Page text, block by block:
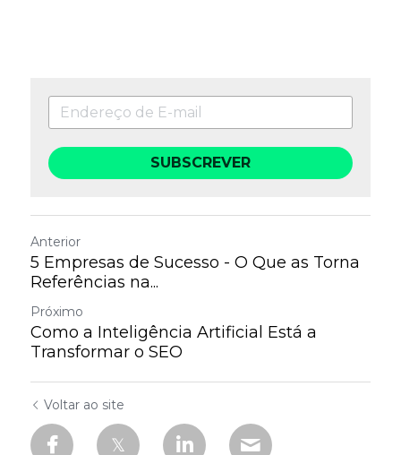
SUBSCREVER
Anterior
5 Empresas de Sucesso - O Que as Torna
Referências na...
Próximo
Como a Inteligência Artificial Está a
Transformar o SEO
Voltar ao site